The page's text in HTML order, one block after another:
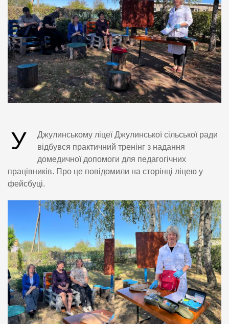
У
Джулинському ліцеї Джулинської сільської ради
відбувся практичний тренінг з надання
домедичної допомоги для педагогічних
працівників. Про це повідомили на сторінці ліцею у
фейсбуці.